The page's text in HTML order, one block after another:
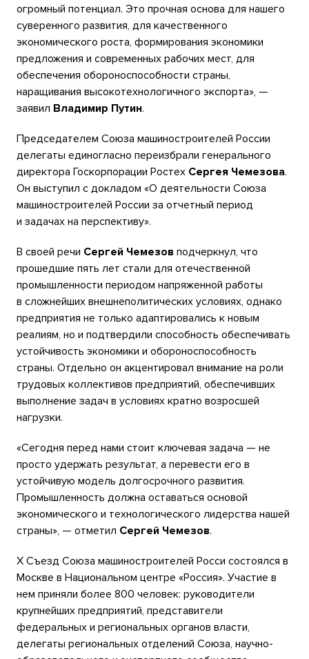
огромный потенциал. Это прочная основа для нашего
суверенного развития, для качественного
экономического роста, формирования экономики
предложения и современных рабочих мест, для
обеспечения обороноспособности страны,
наращивания высокотехнологичного экспорта», —
заявил Владимир Путин.
Председателем Союза машиностроителей России
делегаты единогласно переизбрали генерального
директора Госкорпорации Ростех Сергея Чемезова.
Он выступил с докладом «О деятельности Союза
машиностроителей России за отчетный период
и задачах на перспективу».
В своей речи Сергей Чемезов подчеркнул, что
прошедшие пять лет стали для отечественной
промышленности периодом напряженной работы
в сложнейших внешнеполитических условиях, однако
предприятия не только адаптировались к новым
реалиям, но и подтвердили способность обеспечивать
устойчивость экономики и обороноспособность
страны. Отдельно он акцентировал внимание на роли
трудовых коллективов предприятий, обеспечивших
выполнение задач в условиях кратно возросшей
нагрузки.
«Сегодня перед нами стоит ключевая задача — не
просто удержать результат, а перевести его в
устойчивую модель долгосрочного развития.
Промышленность должна оставаться основой
экономического и технологического лидерства нашей
страны», — отметил Сергей Чемезов.
X Съезд Союза машиностроителей Росси состоялся в
Москве в Национальном центре «Россия». Участие в
нем приняли более 800 человек: руководители
крупнейших предприятий, представители
федеральных и региональных органов власти,
делегаты региональных отделений Союза, научно-